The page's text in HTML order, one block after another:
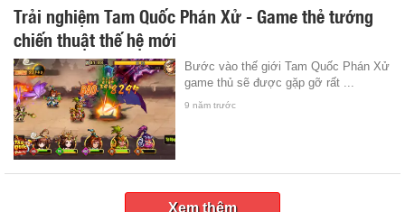
Trải nghiệm Tam Quốc Phán Xử - Game thẻ tướng
chiến thuật thế hệ mới
Bước vào thế giới Tam Quốc Phán Xử
game thủ sẽ được gặp gỡ rất ...
9 năm trước
Xem thêm